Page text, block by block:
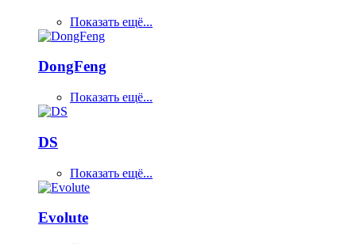
Показать ещё...
DongFeng
Показать ещё...
DS
Показать ещё...
Evolute